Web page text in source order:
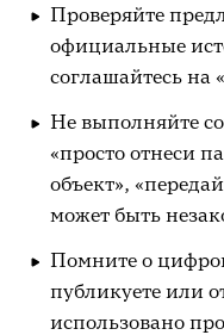
Проверяйте
официальные
соглашайтесь на
Не выполняйте
«просто отнеси
объект»,
может быть
Помните о
публикуете или
использовано